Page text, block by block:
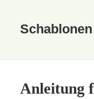
Schablonen
Anleitung